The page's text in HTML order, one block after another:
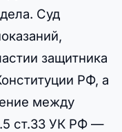
Суд
защитника
РФ, а
между
ст.33 УК РФ —